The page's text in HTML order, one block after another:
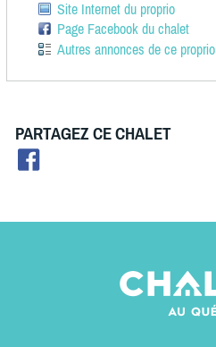
Site Internet du proprio
Page Facebook du chalet
Autres annonces de ce proprio
PARTAGEZ CE CHALET